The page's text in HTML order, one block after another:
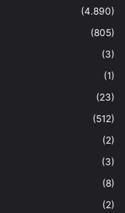
(4.890)
(805)
(3)
(1)
(23)
(512)
(2)
(3)
(8)
(2)